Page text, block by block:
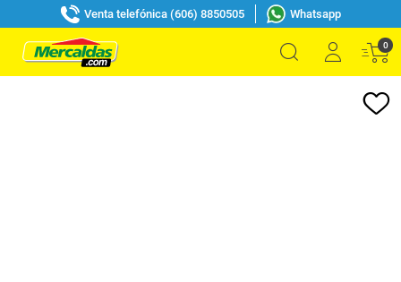
Venta telefónica (606) 8850505 Whatsapp
0